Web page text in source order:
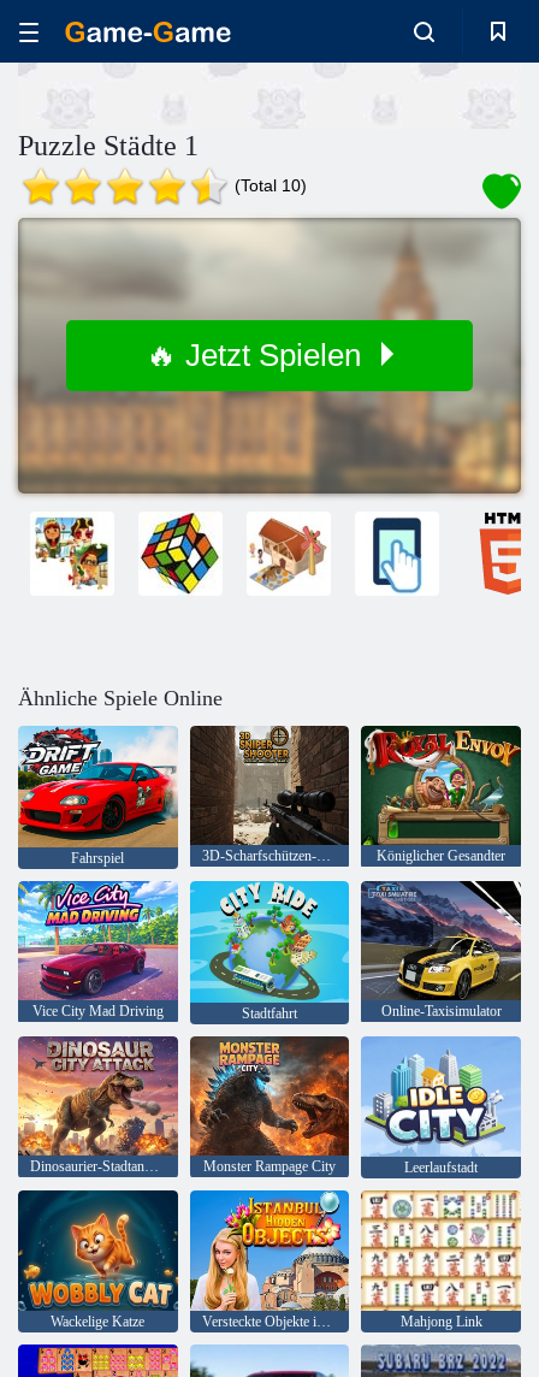
Puzzle Städte 1
(Total 10)
🔥 Jetzt Spielen
Ähnliche Spiele Online
Fahrspiel 3D-Scharfschützen-Shooter-Offline-Schießspiele Königlicher Gesandter
Vice City Mad Driving Stadtfahrt Online-Taxisimulator
Dinosaurier-Stadtangriff Monster Rampage City Leerlaufstadt
Wackelige Katze Versteckte Objekte in Istanbul Mahjong Link